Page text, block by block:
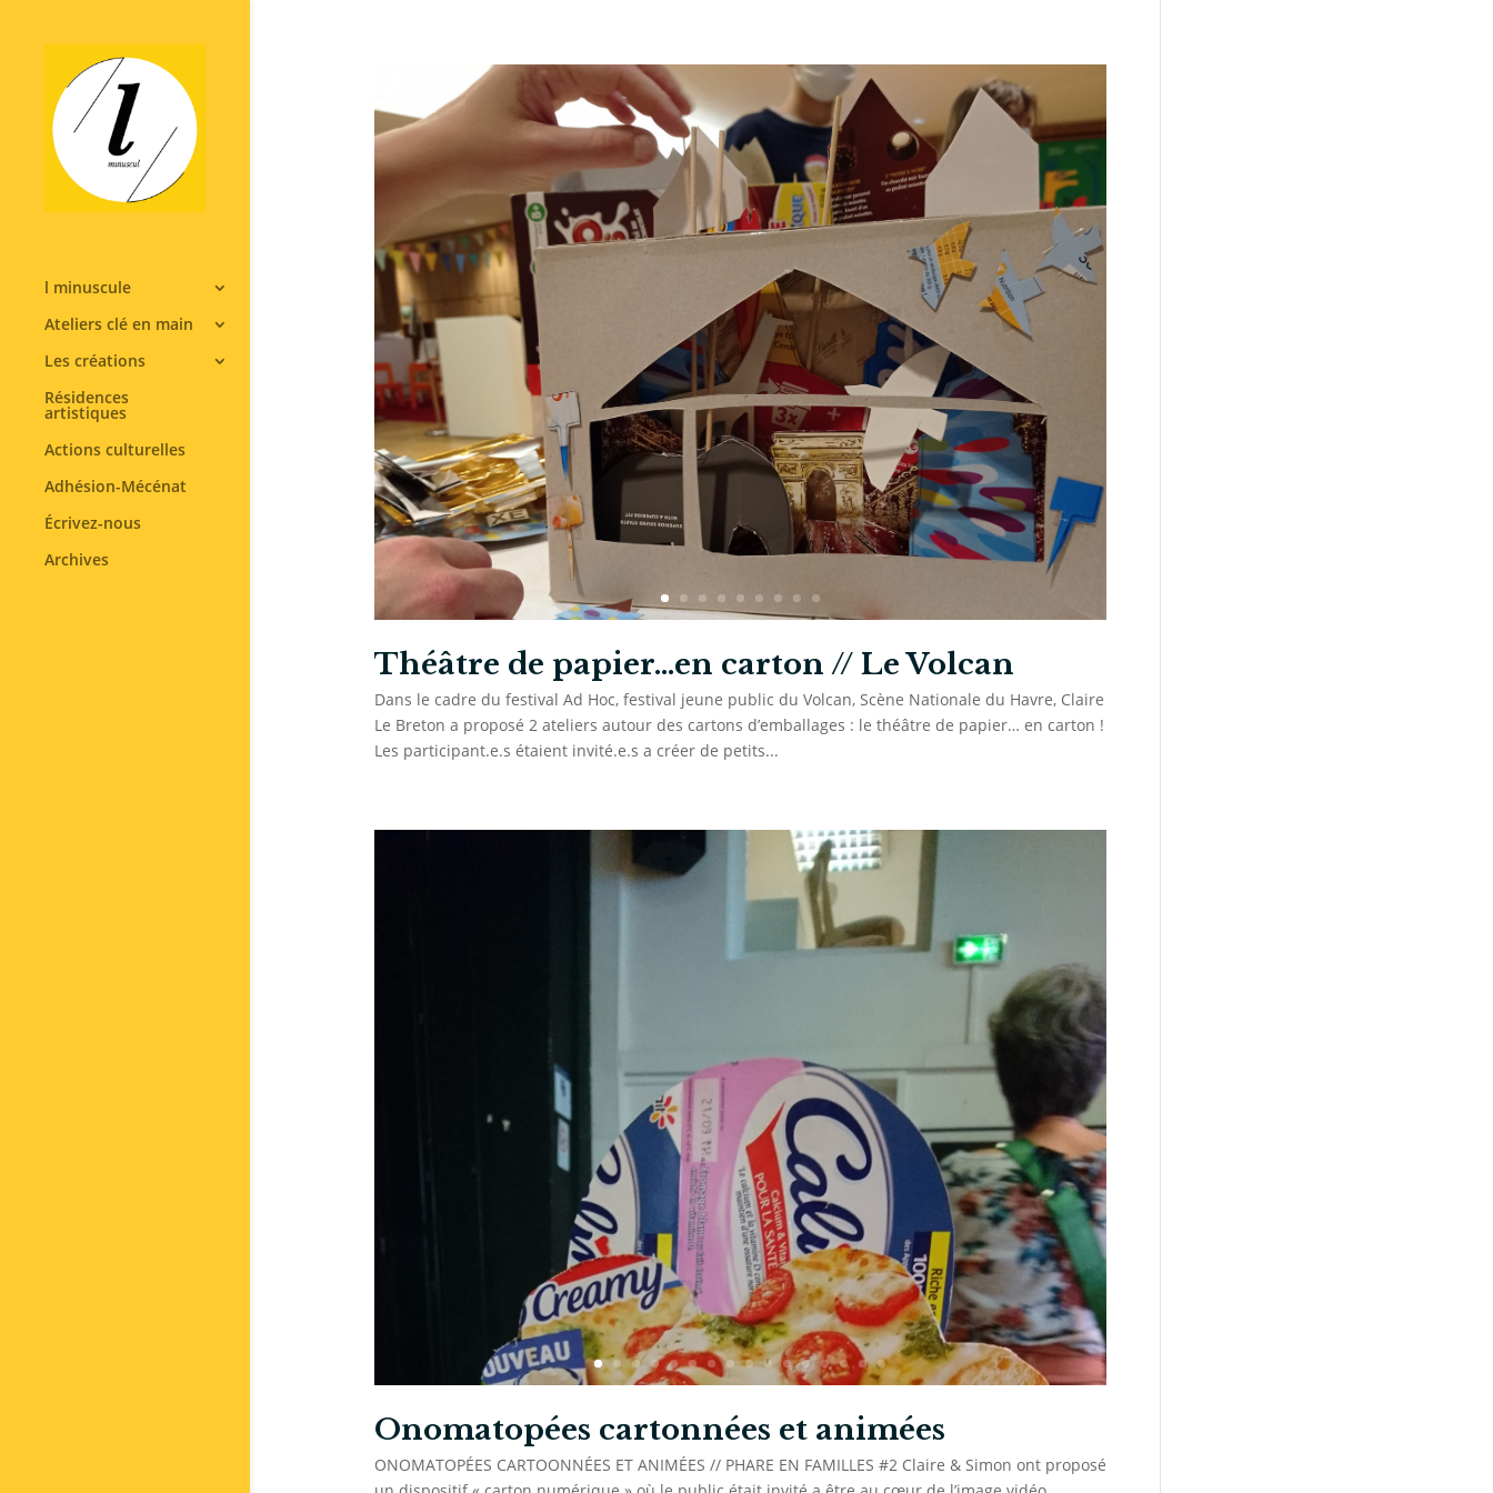
l minuscule
Ateliers clé en main
Les créations
Résidences
artistiques
Actions culturelles
Adhésion-Mécénat
Écrivez-nous
Archives
Théâtre de papier…en carton // Le Volcan
Dans le cadre du festival Ad Hoc, festival jeune public du Volcan, Scène Nationale du Havre, Claire
Le Breton a proposé 2 ateliers autour des cartons d’emballages : le théâtre de papier… en carton !
Les participant.e.s étaient invité.e.s a créer de petits...
Onomatopées cartonnées et animées
ONOMATOPÉES CARTOONNÉES ET ANIMÉES // PHARE EN FAMILLES #2 Claire & Simon ont proposé